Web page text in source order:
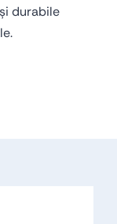
durabile